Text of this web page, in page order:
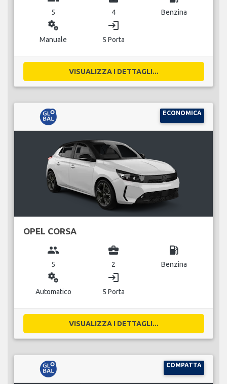
5 4 Benzina
miscellaneous_services
Manuale
login
5 Porta
VISUALIZZA I DETTAGLI...
ECONOMICA
OPEL CORSA
group
5
business_center
2
local_gas_station
Benzina
miscellaneous_services
Automatico
login
5 Porta
VISUALIZZA I DETTAGLI...
COMPATTA